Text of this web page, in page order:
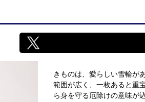
きものは、愛らしい雪輪が
範囲が広く、一枚あると重
ら身を守る厄除けの意味が